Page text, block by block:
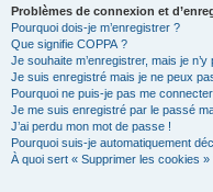
Problèmes de connexion et
Pourquoi dois-je m’enregistrer ?
Que signifie COPPA ?
Je souhaite m’enregistrer, mais je
Je suis enregistré mais je ne peux
Pourquoi ne puis-je pas me
Je me suis enregistré par le passé
J’ai perdu mon mot de passe !
Pourquoi suis-je automatiquement
À quoi sert « Supprimer les cookies »